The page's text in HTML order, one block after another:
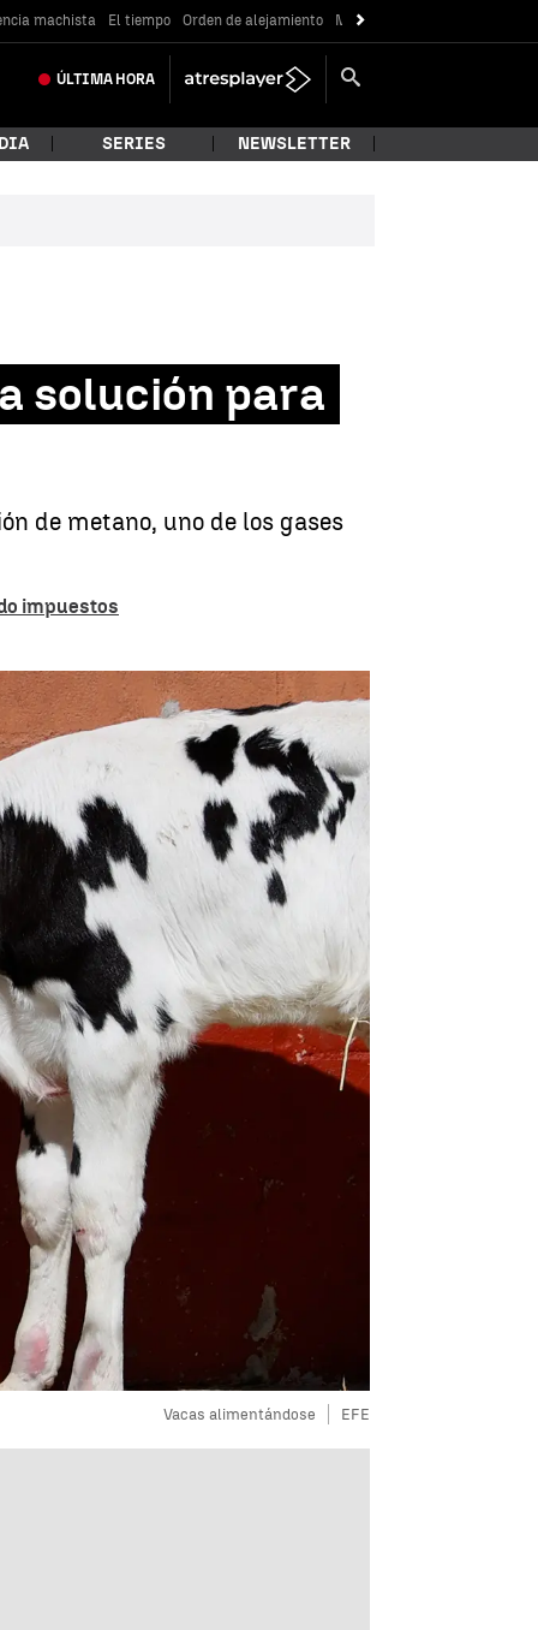
machista El tiempo Orden de alejamiento Messi
ÚLTIMA HORA
SERIES NEWSLETTER
solución para
de metano, uno de los gases
impuestos
Vacas alimentándose EFE